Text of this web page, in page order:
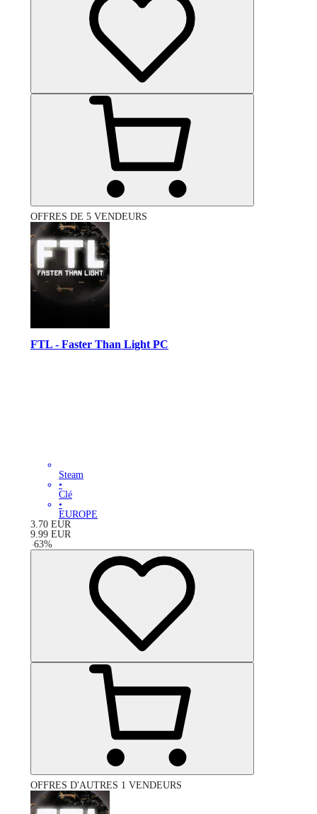
OFFRES DE 5 VENDEURS
FTL - Faster Than Light PC
Steam
•
Clé
•
EUROPE
3.70 EUR
9.99 EUR
-63%
OFFRES D'AUTRES 1 VENDEURS